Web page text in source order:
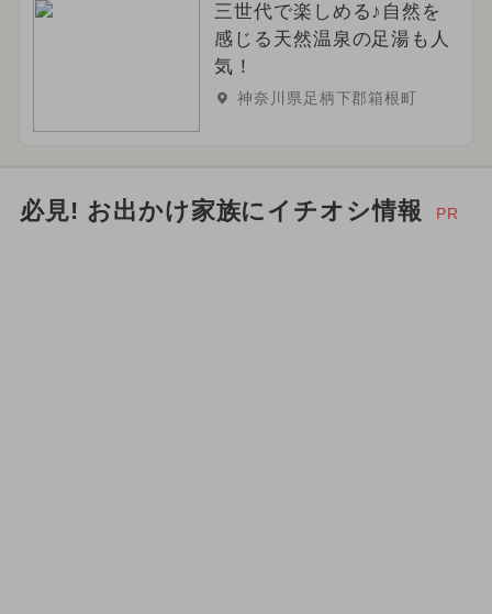
三世代で楽しめる♪自然を
感じる天然温泉の足湯も人
気！
神奈川県足柄下郡箱根町
必見! お出かけ家族にイチオシ情報 PR